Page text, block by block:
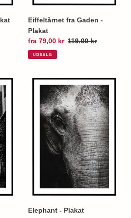
Eiffeltårnet fra Gaden -
Plakat
Udsalgspris
fra 79,00 kr Normalpris
119,00 kr
UDSALG
Elephant
Plakat
Elephant - Plakat